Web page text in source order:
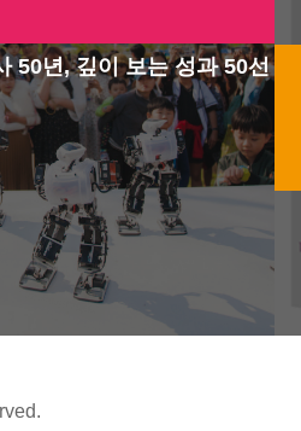
50년, 깊이 보는 성과 50선